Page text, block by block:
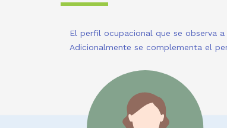
El perfil ocupacional que se observa
Adicionalmente se complementa el